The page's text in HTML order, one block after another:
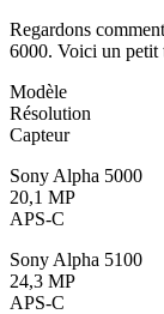
Regardons
6000. Voici un petit
Modèle
Résolution
Capteur
Sony Alpha 5000
20,1 MP
APS-C
Sony Alpha 5100
24,3 MP
APS-C